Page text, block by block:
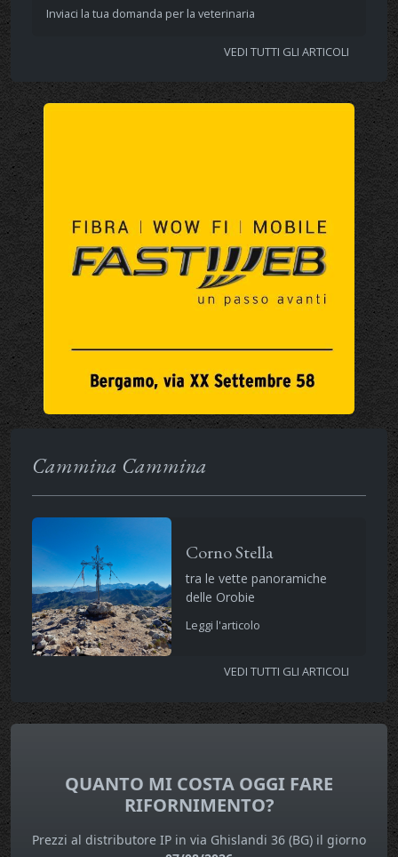
Inviaci la tua domanda per la veterinaria
VEDI TUTTI GLI ARTICOLI
Cammina Cammina
Corno Stella
tra le vette panoramiche
delle Orobie
Leggi l'articolo
VEDI TUTTI GLI ARTICOLI
QUANTO MI COSTA OGGI FARE
RIFORNIMENTO?
Prezzi al distributore IP in via Ghislandi 36 (BG) il giorno